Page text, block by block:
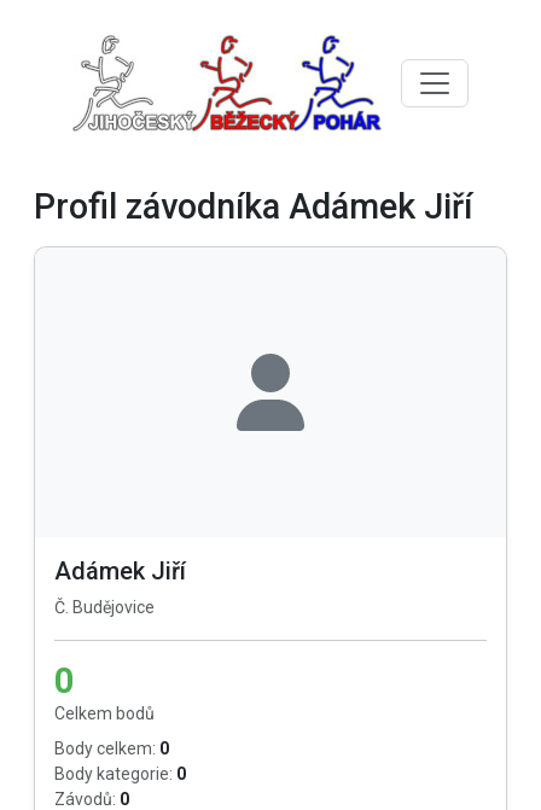
Profil závodníka Adámek Jiří
Adámek Jiří
Č. Budějovice
0
Celkem bodů
Body celkem: 0
Body kategorie: 0
Závodů: 0